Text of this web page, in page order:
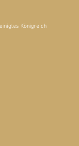
Königreich